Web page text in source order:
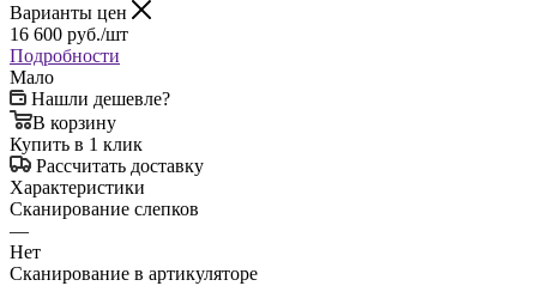
Варианты цен
16 600 руб./шт
Подробности
Мало
Нашли дешевле?
В корзину
Купить в 1 клик
Рассчитать доставку
Характеристики
Сканирование слепков
—
Нет
Сканирование в артикуляторе